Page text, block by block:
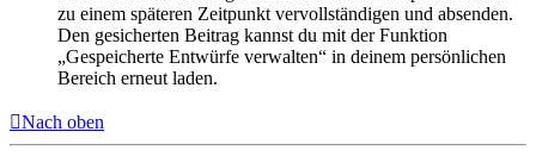
zu einem späteren Zeitpunkt vervollständigen und absenden.
Den gesicherten Beitrag kannst du mit der Funktion
„Gespeicherte Entwürfe verwalten“ in deinem persönlichen
Bereich erneut laden.
Nach oben